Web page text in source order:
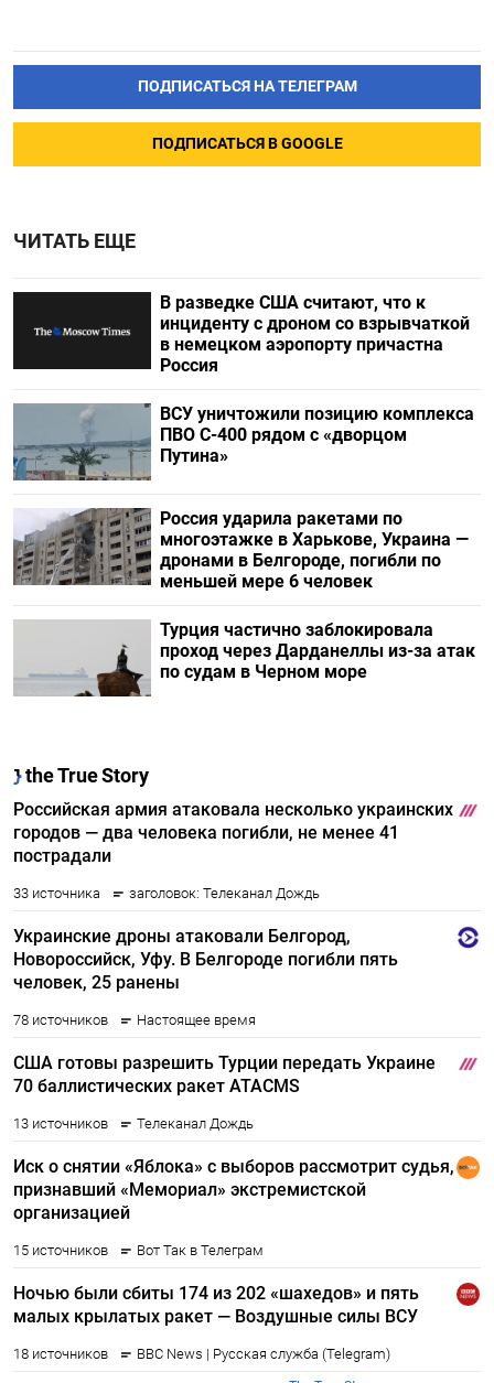
ПОДПИСАТЬСЯ НА ТЕЛЕГРАМ
ПОДПИСАТЬСЯ В GOOGLE
ЧИТАТЬ ЕЩЕ
В разведке США считают, что к
инциденту с дроном со взрывчаткой
в немецком аэропорту причастна
Россия
ВСУ уничтожили позицию комплекса
ПВО С-400 рядом с «дворцом
Путина»
Россия ударила ракетами по
многоэтажке в Харькове, Украина —
дронами в Белгороде, погибли по
меньшей мере 6 человек
Турция частично заблокировала
проход через Дарданеллы из-за атак
по судам в Черном море